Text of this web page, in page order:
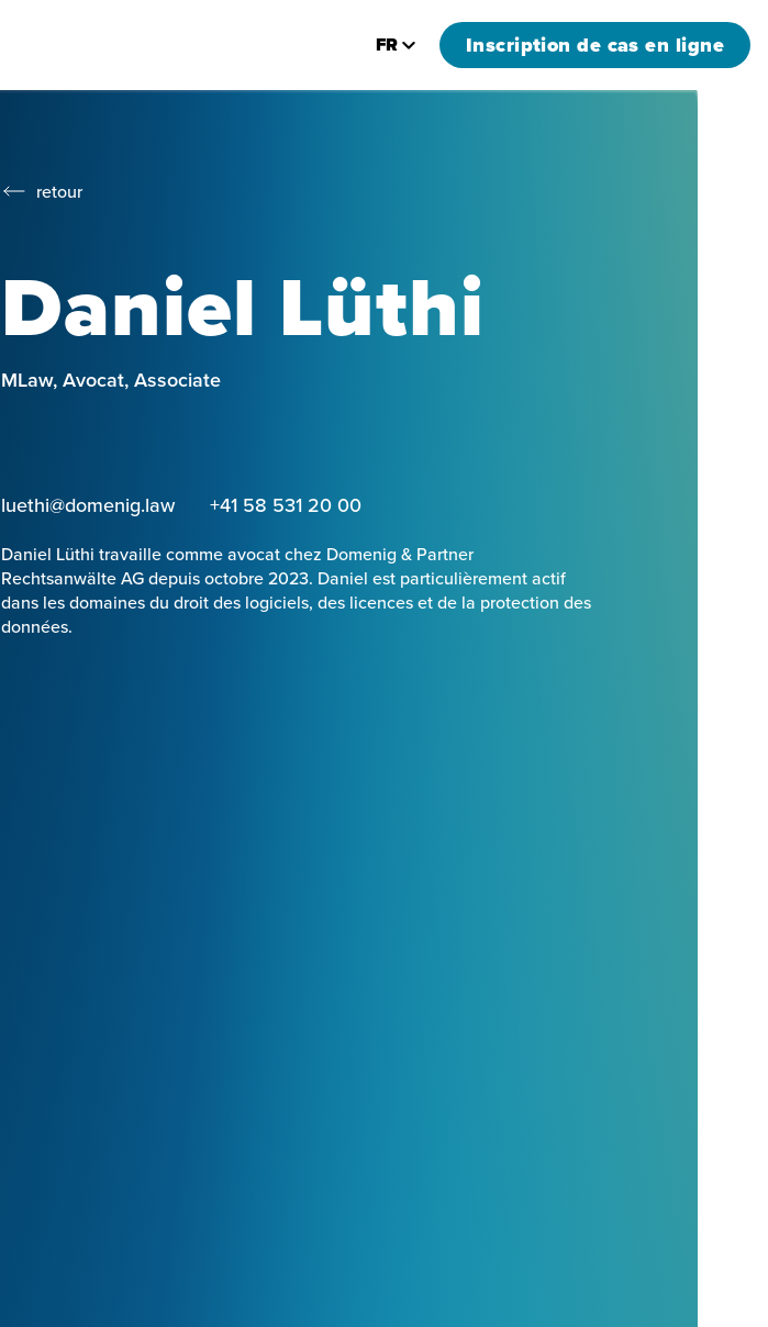
FR Inscription de cas en ligne
retour
Daniel Lüthi
MLaw, Avocat, Associate
luethi@domenig.law +41 58 531 20 00
Daniel Lüthi travaille comme avocat chez Domenig & Partner
Rechtsanwälte AG depuis octobre 2023. Daniel est particulièrement actif
dans les domaines du droit des logiciels, des licences et de la protection des
données.